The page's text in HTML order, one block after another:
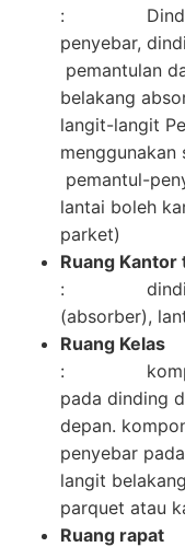
: Dinding
penyebar,
pemantulan
belakang
langit-langit
menggunakan
pemantul-
lantai boleh
parket)
Ruang
: dinding
(absorber),
Ruang Kelas
:
pada dinding
depan.
penyebar
langit
parquet atau
Ruang rapat